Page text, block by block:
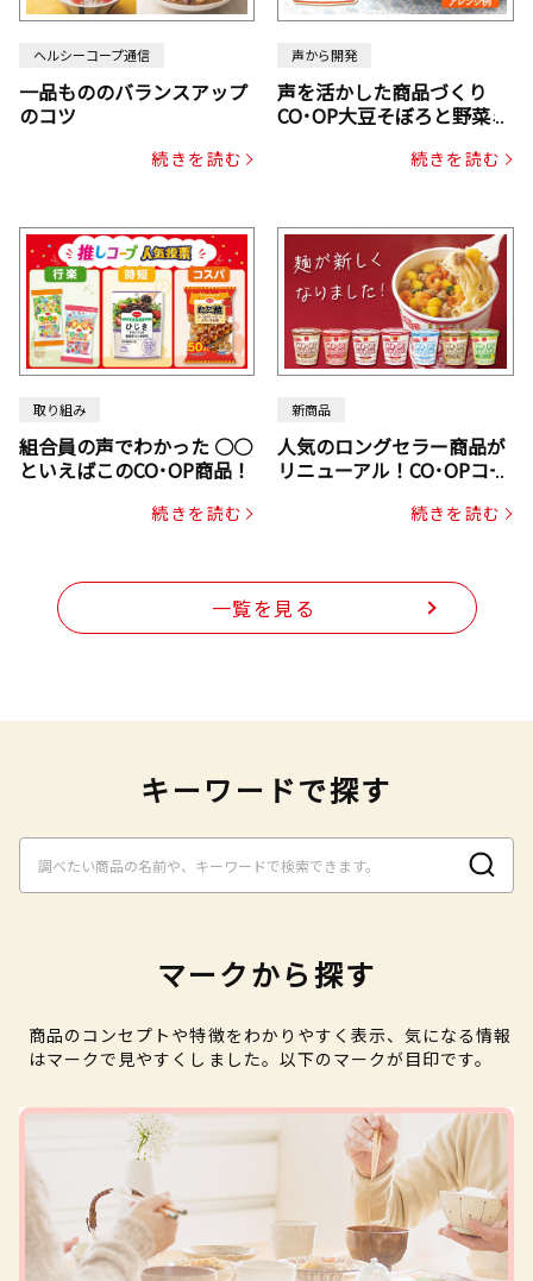
ヘルシーコープ通信
一品もののバランスアップ
のコツ
続きを読む
声から開発
声を活かした商品づくり
CO･OP大豆そぼろと野菜ミ
じん・コーン入り）続きを読む
取り組み
組合員の声でわかった ○○
といえばこのCO･OP商品！
続きを読む
新商品
人気のロングセラー商品が
リニューアル！CO･OPコー
続きを読む
一覧を見る
キーワードで探す
マークから探す
商品のコンセプトや特徴をわかりやすく表示、気になる情報
はマークで見やすくしました。以下のマークが目印です。